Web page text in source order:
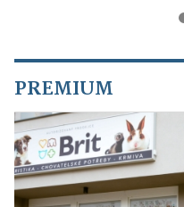
PREMIUM